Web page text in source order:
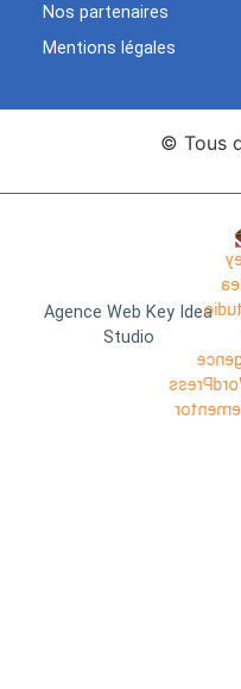
Nos partenaires
Mentions légales
© Tous
Agence Web Key Idea
Studio